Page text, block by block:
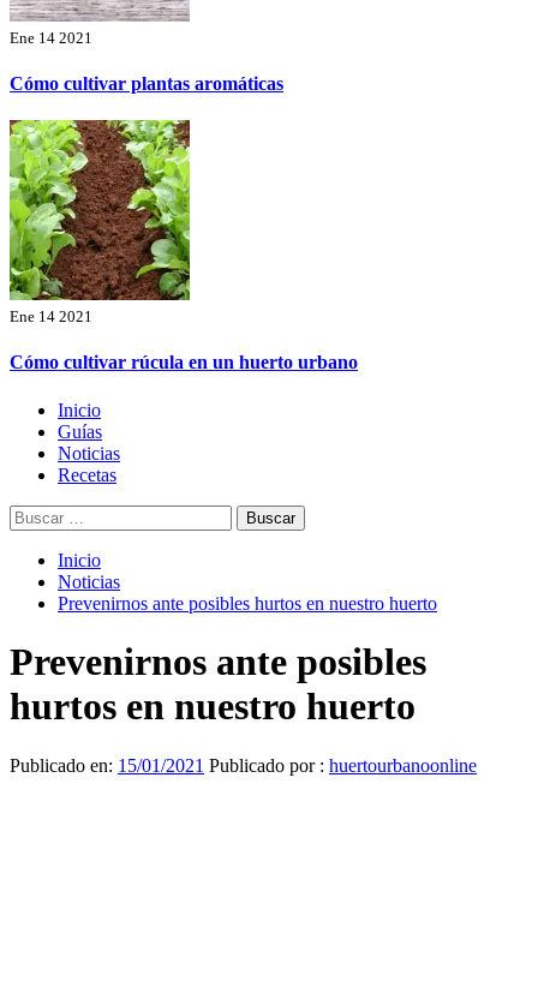
Ene 14 2021
Cómo cultivar plantas aromáticas
Ene 14 2021
Cómo cultivar rúcula en un huerto urbano
Menú
principal
Inicio
Guías
Noticias
Recetas
Buscar:
Inicio
Noticias
Prevenirnos ante posibles hurtos en nuestro huerto
Prevenirnos ante posibles
hurtos en nuestro huerto
Publicado en: 15/01/2021 Publicado por : huertourbanoonline